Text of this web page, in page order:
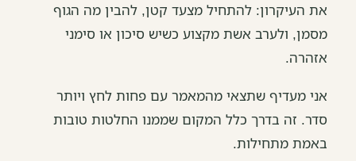
את העיקרון: להתחיל מצעד קטן, להבין מה הגוף
מסמן, ולערב אשת מקצוע כשיש סיכון או סימני
אזהרה.
אני מעדיף שתצאי מהמאמר עם פחות לחץ ויותר
סדר. זה בדרך כלל המקום שממנו החלטות טובות
באמת מתחילות.